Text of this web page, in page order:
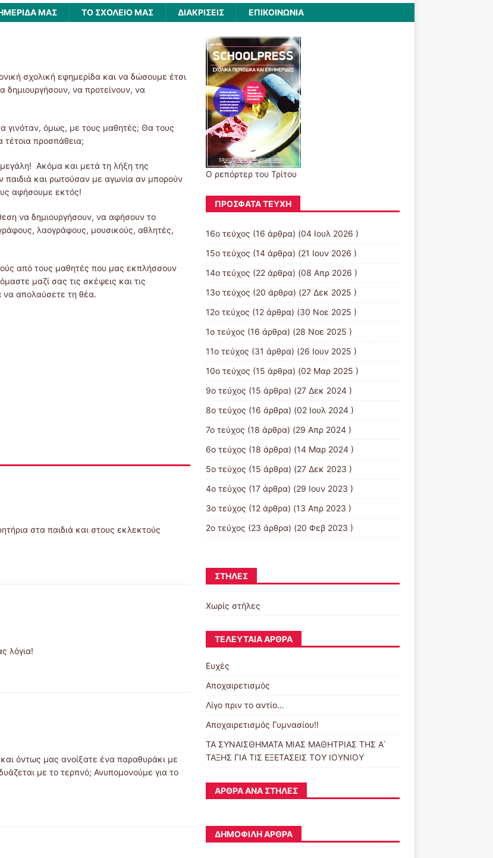
ΜΑΣ ΤΟ ΣΧΟΛΕΙΟ ΜΑΣ ΔΙΑΚΡΙΣΕΙΣ ΕΠΙΚΟΙΝΩΝΙΑ
σχολική εφημερίδα και να δώσουμε έτσι
να προτείνουν, να
γινόταν, όμως, με τους μαθητές; Θα τους
προσπάθεια;
Ακόμα και μετά τη λήξη της
παιδιά και ρωτούσαν με αγωνία αν μπορούν
αφήσουμε εκτός!
να δημιουργήσουν, να αφήσουν το
λαογράφους, μουσικούς, αθλητές,
από τους μαθητές που μας εκπλήσσουν
μαζί σας τις σκέψεις και τις
να απολαύσετε τη θέα.
στα παιδιά και στους εκλεκτούς
λόγια!
όντως μας ανοίξατε ένα παραθυράκι με
με το τερπνό; Ανυπομονούμε για το
Ο ρεπόρτερ του Τρίτου
ΠΡΌΣΦΑΤΑ ΤΕΎΧΗ
16ο τεύχος (16 άρθρα) (04 Ιουλ 2026 )
15ο τεύχος (14 άρθρα) (21 Ιουν 2026 )
14ο τεύχος (22 άρθρα) (08 Απρ 2026 )
13ο τεύχος (20 άρθρα) (27 Δεκ 2025 )
12ο τεύχος (12 άρθρα) (30 Νοε 2025 )
1ο τεύχος (16 άρθρα) (28 Νοε 2025 )
11ο τεύχος (31 άρθρα) (26 Ιουν 2025 )
10ο τεύχος (15 άρθρα) (02 Μαρ 2025 )
9ο τεύχος (15 άρθρα) (27 Δεκ 2024 )
8ο τεύχος (16 άρθρα) (02 Ιουλ 2024 )
7ο τεύχος (18 άρθρα) (29 Απρ 2024 )
6ο τεύχος (18 άρθρα) (14 Μαρ 2024 )
5ο τεύχος (15 άρθρα) (27 Δεκ 2023 )
4ο τεύχος (17 άρθρα) (29 Ιουν 2023 )
3ο τεύχος (12 άρθρα) (13 Απρ 2023 )
2ο τεύχος (23 άρθρα) (20 Φεβ 2023 )
ΣΤΉΛΕΣ
Χωρίς στήλες
ΤΕΛΕΥΤΑΊΑ ΆΡΘΡΑ
Ευχές
Αποχαιρετισμός
Λίγο πριν το αντίο…
Αποχαιρετισμός Γυμνασίου!!
ΤΑ ΣΥΝΑΙΣΘΗΜΑΤΑ ΜΙΑΣ ΜΑΘΗΤΡΙΑΣ ΤΗΣ Α΄
ΤΑΞΗΣ ΓΙΑ ΤΙΣ ΕΞΕΤΑΣΕΙΣ ΤΟΥ ΙΟΥΝΙΟΥ
ΆΡΘΡΑ ΑΝΆ ΣΤΉΛΕΣ
ΔΗΜΟΦΙΛΉ ΆΡΘΡΑ